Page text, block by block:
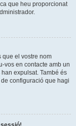
que heu proporcionat
que el vostre nom
vos en contacte amb un
expulsat. També és
configuració que hagi